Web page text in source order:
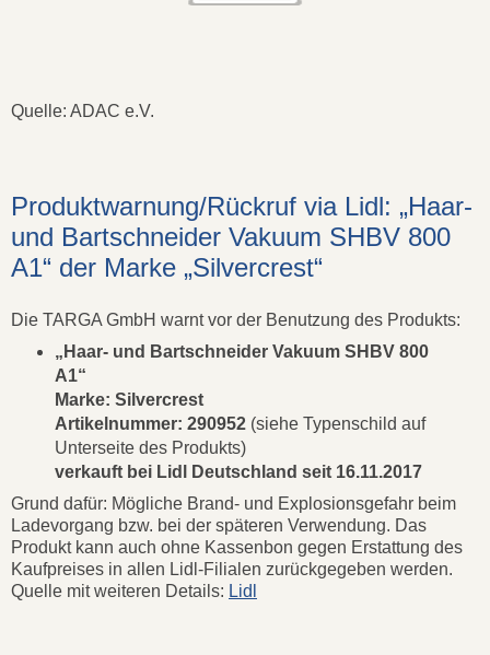
Quelle: ADAC e.V.
Produktwarnung/Rückruf via Lidl: „Haar-
und Bartschneider Vakuum SHBV 800
A1“ der Marke „Silvercrest“
Die TARGA GmbH warnt vor der Benutzung des Produkts:
„Haar- und Bartschneider Vakuum SHBV 800
A1“
Marke: Silvercrest
Artikelnummer: 290952 (siehe Typenschild auf
Unterseite des Produkts)
verkauft bei Lidl Deutschland seit 16.11.2017
Grund dafür: Mögliche Brand- und Explosionsgefahr beim
Ladevorgang bzw. bei der späteren Verwendung. Das
Produkt kann auch ohne Kassenbon gegen Erstattung des
Kaufpreises in allen Lidl-Filialen zurückgegeben werden.
Quelle mit weiteren Details: Lidl